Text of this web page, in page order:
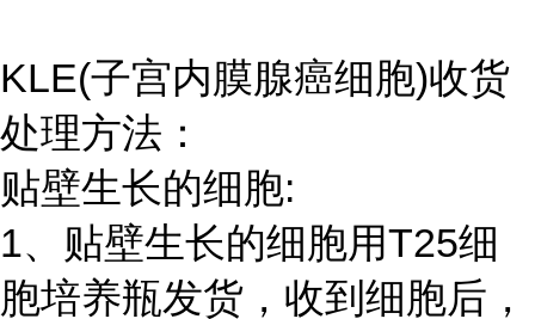
KLE(子宫内膜腺癌细胞)收货
处理方法：
贴壁生长的细胞:
1、贴壁生长的细胞用T25细
胞培养瓶发货，收到细胞后，